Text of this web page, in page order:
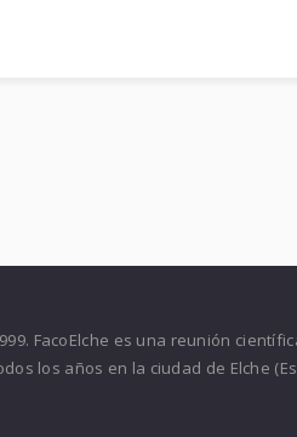
FacoElche es una reunión
los años en la ciudad de Elche